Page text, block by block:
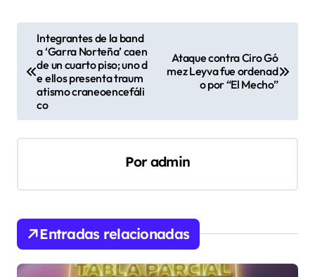
g
i
ó
n
d
Integrantes de la band
a ‘Garra Norteña’ caen
de un cuarto piso; uno d
e ellos presenta traum
atismo craneoencefáli
co
Ataque contra Ciro Gó
mez Leyva fue ordenad
o por “El Mecho”
Por admin
Entradas relacionadas